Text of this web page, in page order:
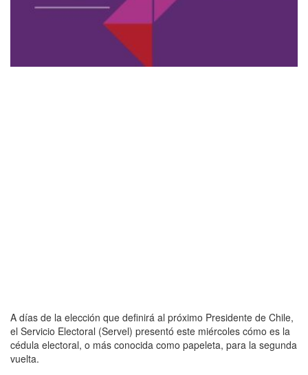
A días de la elección que definirá al próximo Presidente de Chile,
el Servicio Electoral (Servel) presentó este miércoles cómo es la
cédula electoral, o más conocida como papeleta, para la segunda
vuelta.